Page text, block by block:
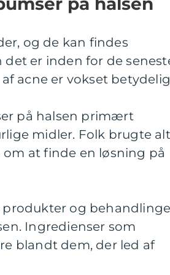
og de kan findes
det er inden for de
acne er vokset
på halsen primært
midler. Folk brugte alt
at finde en løsning på
og
Ingredienser som
blandt dem, der led af